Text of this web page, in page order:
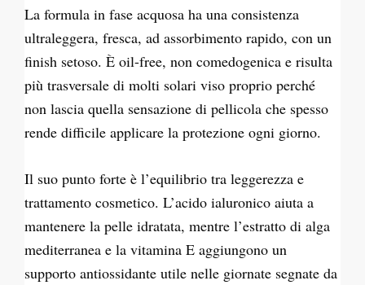
La formula in fase acquosa ha una consistenza
ultraleggera, fresca, ad assorbimento rapido, con un
finish setoso. È oil-free, non comedogenica e risulta
più trasversale di molti solari viso proprio perché
non lascia quella sensazione di pellicola che spesso
rende difficile applicare la protezione ogni giorno.
Il suo punto forte è l’equilibrio tra leggerezza e
trattamento cosmetico. L’acido ialuronico aiuta a
mantenere la pelle idratata, mentre l’estratto di alga
mediterranea e la vitamina E aggiungono un
supporto antiossidante utile nelle giornate segnate da